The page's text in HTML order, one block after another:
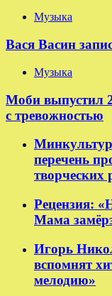
Музыка
Вася Васин
Музыка
Моби выпустил
с тревожностью
перечень
творческих
Рецензия:
Мама
Игорь
вспомнят
мелодию»